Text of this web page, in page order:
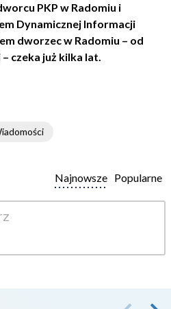
PKP w Radomiu i
Dynamicznej Informacji
dworzec w Radomiu – od
czeka już kilka lat.
Popularne
Najnowsze